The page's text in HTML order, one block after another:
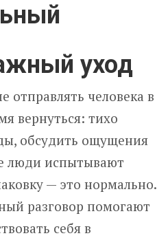
уход
отправлять человека в
вернуться: тихо
обсудить ощущения
люди испытывают
— это нормально.
разговор помогают
себя в